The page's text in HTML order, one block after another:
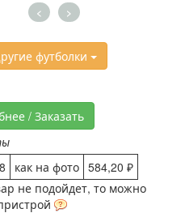
< >
футболки
/ Заказать
как на фото 584,20 ₽
не подойдет, то можно